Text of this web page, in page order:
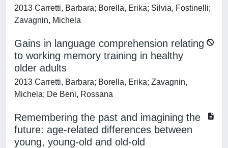
2013 Carretti, Barbara; Borella, Erika; Silvia, Fostinelli;
Zavagnin, Michela
Gains in language comprehension relating
to working memory training in healthy
older adults
2013 Carretti, Barbara; Borella, Erika; Zavagnin,
Michela; De Beni, Rossana
Remembering the past and imagining the
future: age-related differences between
young, young-old and old-old